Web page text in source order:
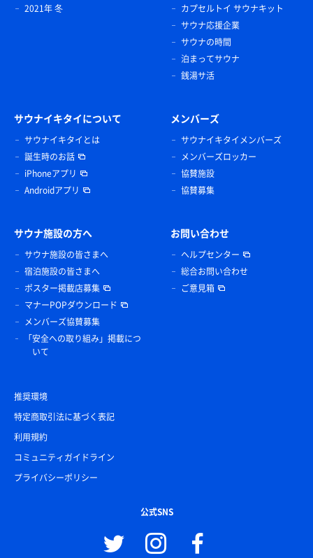
2021年 冬
カプセルトイ サウナキット
サウナ応援企業
サウナの時間
泊まってサウナ
銭湯サ活
サウナイキタイについて
サウナイキタイとは
誕生時のお話
iPhoneアプリ
Androidアプリ
メンバーズ
サウナイキタイメンバーズ
メンバーズロッカー
協賛施設
協賛募集
サウナ施設の方へ
サウナ施設の皆さまへ
宿泊施設の皆さまへ
ポスター掲載店募集
マナーPOPダウンロード
メンバーズ協賛募集
「安全への取り組み」掲載につ
いて
お問い合わせ
ヘルプセンター
総合お問い合わせ
ご意見箱
推奨環境
特定商取引法に基づく表記
利用規約
コミュニティガイドライン
プライバシーポリシー
公式SNS